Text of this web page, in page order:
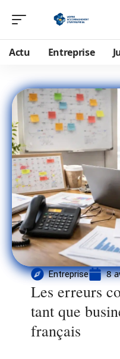
Actu Entreprise
Entreprise 8
Les erreurs
tant que
français